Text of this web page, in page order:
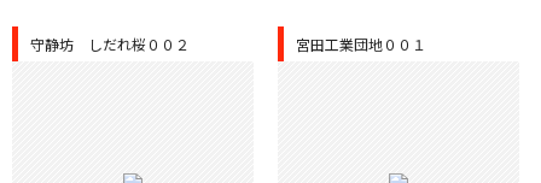
守静坊 しだれ桜００２ 宮田工業団地００１